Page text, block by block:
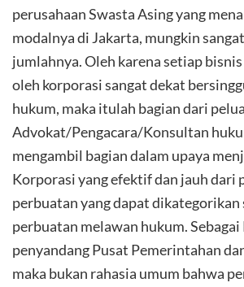
perusahaan Swasta Asing yang
modalnya di Jakarta, mungkin
jumlahnya. Oleh karena setiap
oleh korporasi sangat dekat
hukum, maka itulah bagian dari
Advokat/Pengacara/Konsultan
mengambil bagian dalam upaya
Korporasi yang efektif dan jauh dari
perbuatan yang dapat dikategorikan
perbuatan melawan hukum. Sebagai
penyandang Pusat Pemerintahan
maka bukan rahasia umum bahwa